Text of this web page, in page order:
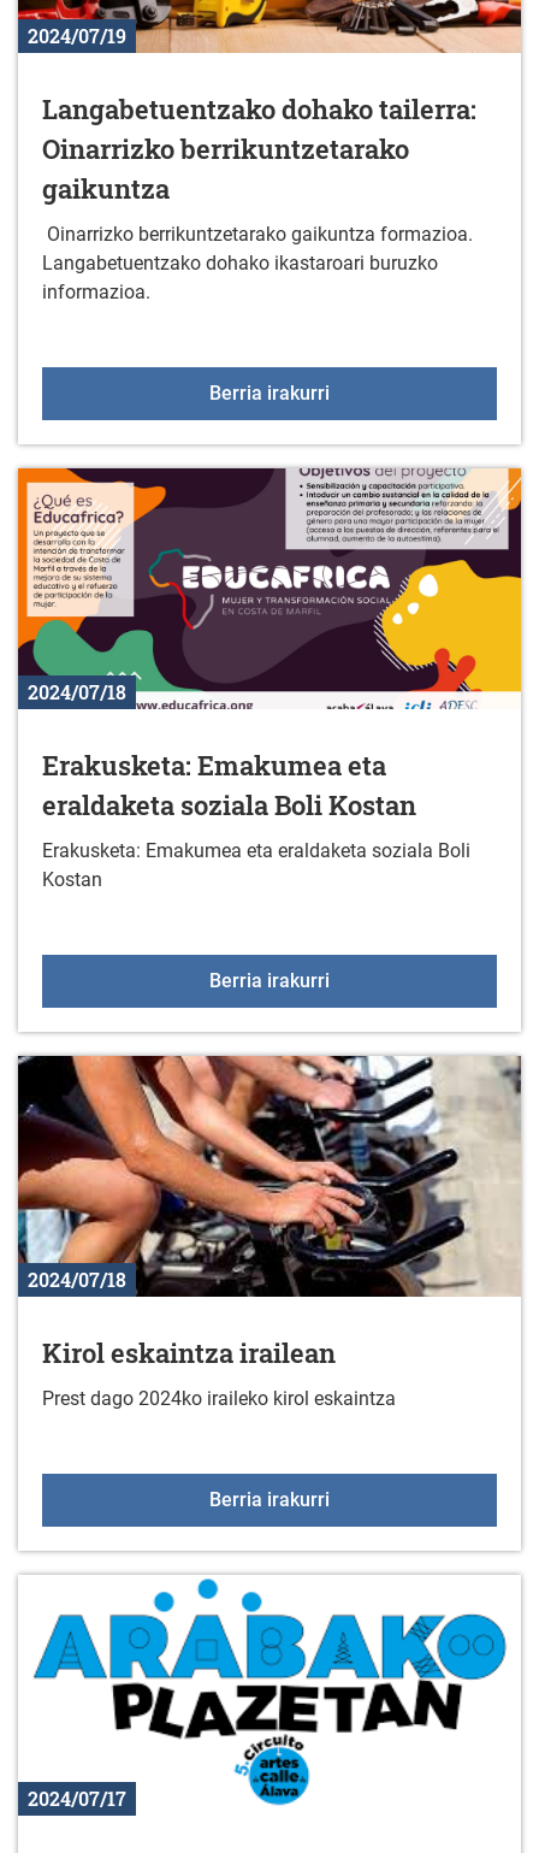
2024/07/19
Langabetuentzako dohako tailerra:
Oinarrizko berrikuntzetarako
gaikuntza
Oinarrizko berrikuntzetarako gaikuntza formazioa.
Langabetuentzako dohako ikastaroari buruzko
informazioa.
Berria irakurri
2024/07/18
Erakusketa: Emakumea eta
eraldaketa soziala Boli Kostan
Erakusketa: Emakumea eta eraldaketa soziala Boli
Kostan
Berria irakurri
2024/07/18
Kirol eskaintza irailean
Prest dago 2024ko iraileko kirol eskaintza
Berria irakurri
2024/07/17